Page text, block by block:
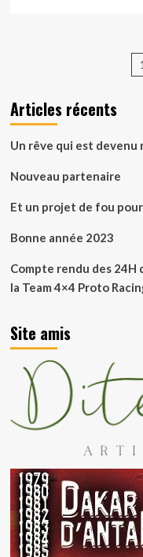
fou
2023
1
Articles récents
Un rêve qui est devenu
Nouveau partenaire
Et un projet de fou
Bonne année 2023
Compte rendu des 24H
la Team 4×4 Proto
Site amis